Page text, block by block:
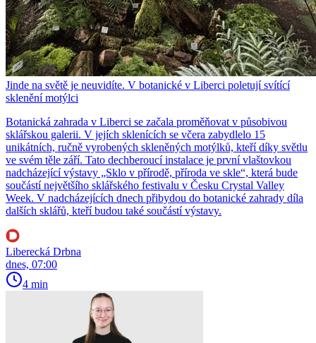
Jinde na světě je neuvidíte. V botanické v Liberci poletují svítící
sklenění motýlci
Botanická zahrada v Liberci se začala proměňovat v působivou
sklářskou galerii. V jejích sklenících se včera zabydlelo 15
unikátních, ručně vyrobených skleněných motýlků, kteří díky světlu
ve svém těle září. Tato dechberoucí instalace je první vlaštovkou
nadcházející výstavy „Sklo v přírodě, příroda ve skle“, která bude
součástí největšího sklářského festivalu v Česku Crystal Valley
Week. V nadcházejících dnech přibydou do botanické zahrady díla
dalších sklářů, kteří budou také součástí výstavy.
Liberecká Drbna
dnes, 07:00
4 min